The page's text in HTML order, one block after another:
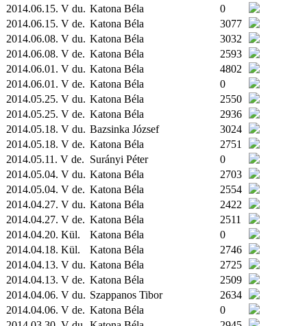
2014.06.15. V du. Katona Béla
0
2014.06.15. V de. Katona Béla
3077
2014.06.08. V du. Katona Béla
3032
2014.06.08. V de. Katona Béla
2593
2014.06.01. V du. Katona Béla
4802
2014.06.01. V de. Katona Béla
0
2014.05.25. V du. Katona Béla
2550
2014.05.25. V de. Katona Béla
2936
2014.05.18. V du. Bazsinka József
3024
2014.05.18. V de. Katona Béla
2751
2014.05.11. V de. Surányi Péter
0
2014.05.04. V du. Katona Béla
2703
2014.05.04. V de. Katona Béla
2554
2014.04.27. V du. Katona Béla
2422
2014.04.27. V de. Katona Béla
2511
2014.04.20. Kül. Katona Béla
0
2014.04.18. Kül. Katona Béla
2746
2014.04.13. V du. Katona Béla
2725
2014.04.13. V de. Katona Béla
2509
2014.04.06. V du. Szappanos Tibor
2634
2014.04.06. V de. Katona Béla
0